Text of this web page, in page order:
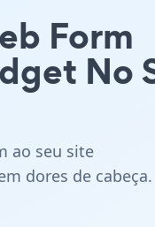
Form
No
ao seu site
dores de cabeça.